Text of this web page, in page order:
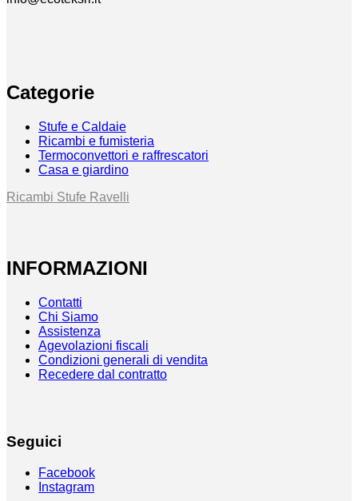
Categorie
Stufe e Caldaie
Ricambi e fumisteria
Termoconvettori e raffrescatori
Casa e giardino
Ricambi Stufe Ravelli
INFORMAZIONI
Contatti
Chi Siamo
Assistenza
Agevolazioni fiscali
Condizioni generali di vendita
Recedere dal contratto
Seguici
Facebook
Instagram